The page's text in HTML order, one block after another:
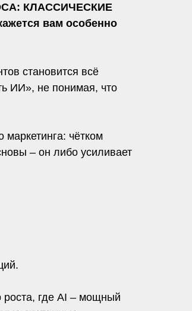
КЛАССИЧЕСКИЕ
вам особенно
становится всё
ИИ», не понимая, что
маркетинга: чётком
– он либо усиливает
роста, где AI – мощный